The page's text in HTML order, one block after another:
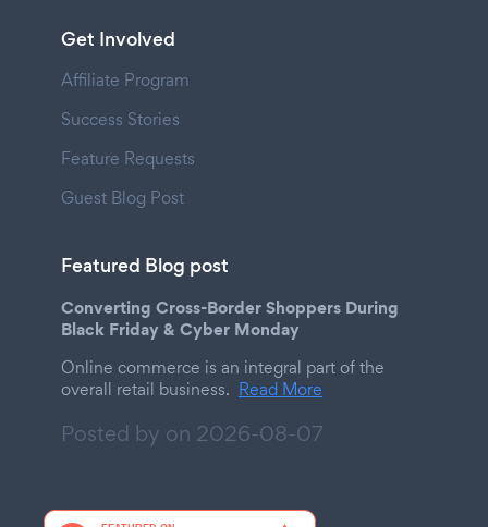
Get Involved
Affiliate Program
Success Stories
Feature Requests
Guest Blog Post
Featured Blog post
Converting Cross-Border Shoppers During
Black Friday & Cyber Monday
Online commerce is an integral part of the
overall retail business. Read More
Posted by on 2026-08-07